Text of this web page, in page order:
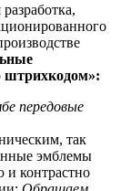
штрихкодом»:
передовые
так
эмблемы
и контрастно